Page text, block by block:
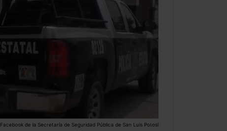
Facebook de la Secretaría de Seguridad Pública de San Luis Potosí